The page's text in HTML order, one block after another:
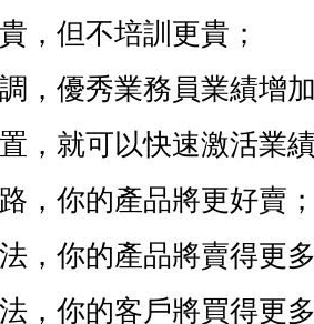
，但不培訓更貴；
，優秀業務員業績增
，就可以快速激活業
，你的產品將更好賣
，你的產品將賣得更
，你的客戶將買得更